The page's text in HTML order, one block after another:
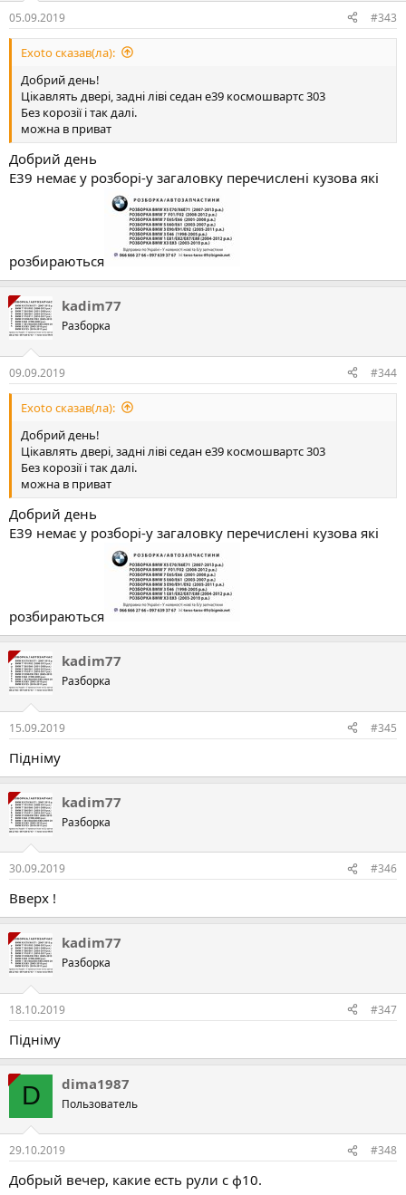
05.09.2019 #343
Exoto сказав(ла):
Добрий день!
Цікавлять двері, задні ліві седан е39 космошвартс 303
Без корозії і так далі.
можна в приват
Добрий день
Е39 немає у розборі-у загаловку перечислені кузова які
розбираються
kadim77
Разборка
09.09.2019 #344
Exoto сказав(ла):
Добрий день!
Цікавлять двері, задні ліві седан е39 космошвартс 303
Без корозії і так далі.
можна в приват
Добрий день
Е39 немає у розборі-у загаловку перечислені кузова які
розбираються
kadim77
Разборка
15.09.2019 #345
Підніму
kadim77
Разборка
30.09.2019 #346
Вверх !
kadim77
Разборка
18.10.2019 #347
Підніму
D dima1987
Пользователь
29.10.2019 #348
Добрый вечер, какие есть рули с ф10.